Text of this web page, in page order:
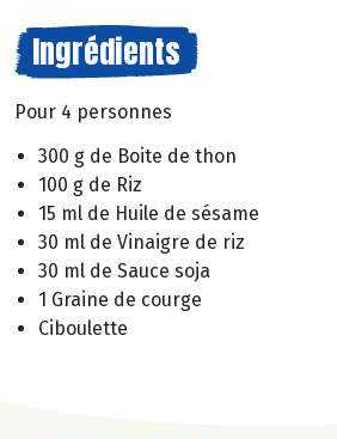
Ingrédients
Pour 4 personnes
300 g de Boite de thon
100 g de Riz
15 ml de Huile de sésame
30 ml de Vinaigre de riz
30 ml de Sauce soja
1 Graine de courge
Ciboulette